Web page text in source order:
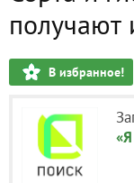
получают
В избранное!